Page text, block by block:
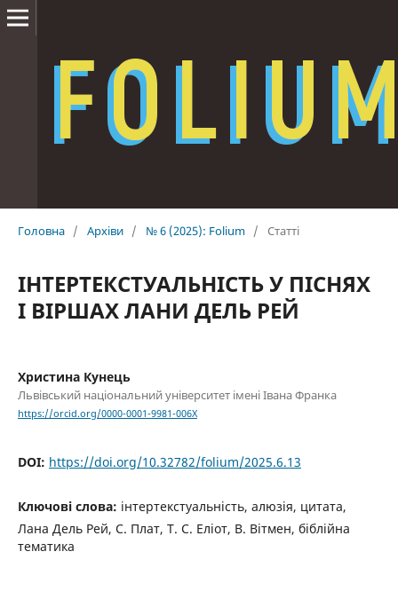
Головна / Архіви / № 6 (2025): Folium / Статті
ІНТЕРТЕКСТУАЛЬНІСТЬ У ПІСНЯХ
І ВІРШАХ ЛАНИ ДЕЛЬ РЕЙ
Христина Кунець
Львівський національний університет імені Івана Франка
https://orcid.org/0000-0001-9981-006X
DOI: https://doi.org/10.32782/folium/2025.6.13
Ключові слова: інтертекстуальність, алюзія, цитата,
Лана Дель Рей, С. Плат, Т. С. Еліот, В. Вітмен, біблійна
тематика